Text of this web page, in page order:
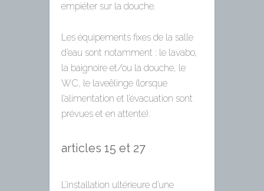
empiéter sur la douche.
Les équipements fixes de la salle
d’eau sont notamment : le lavabo,
la baignoire et/ou la douche, le
WC, le laveêlinge (lorsque
l’alimentation et l’évacuation sont
prévues et en attente).
articles 15 et 27
L’installation ultérieure d’une